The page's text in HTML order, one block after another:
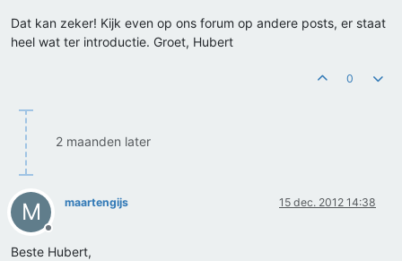
Dat kan zeker! Kijk even op ons forum op andere posts, er staat
heel wat ter introductie. Groet, Hubert
0
2 maanden later
M
Offline
maartengijs 15 dec. 2012 14:38
Beste Hubert,